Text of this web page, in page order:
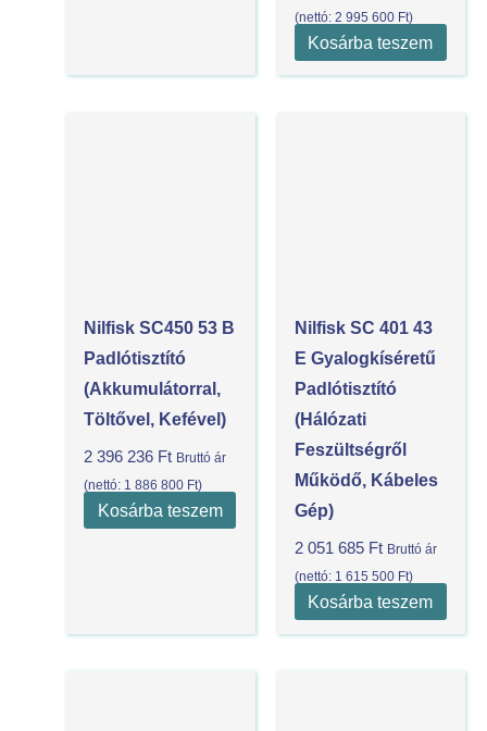
(nettó: 2 995 600 Ft)
Kosárba teszem
Nilfisk SC450 53 B
Padlótisztító
(akkumulátorral,
Töltővel, Kefével)
2 396 236 Ft Bruttó ár
(nettó: 1 886 800 Ft)
Kosárba teszem
Nilfisk SC 401 43
E Gyalogkíséretű
Padlótisztító
(Hálózati
Feszültségről
Működő, Kábeles
Gép)
2 051 685 Ft Bruttó ár
(nettó: 1 615 500 Ft)
Kosárba teszem